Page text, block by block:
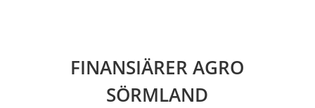
FINANSIÄRER AGRO
SÖRMLAND